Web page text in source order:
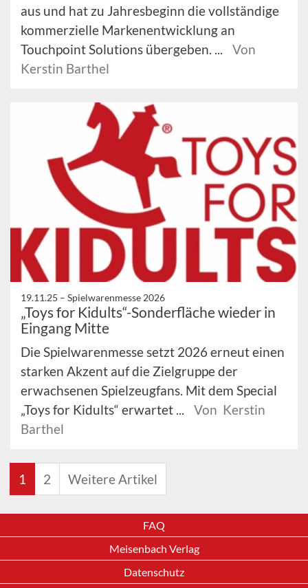
aus und hat zu Jahresbeginn die vollständige
kommerzielle Markenentwicklung an
Touchpoint Solutions übergeben. ...
Von
Kerstin Barthel
19.11.25 – Spielwarenmesse 2026
„Toys for Kidults“-Sonderfläche wieder in
Eingang Mitte
Die Spielwarenmesse setzt 2026 erneut einen
starken Akzent auf die Zielgruppe der
erwachsenen Spielzeugfans. Mit dem Special
„Toys for Kidults“ erwartet ...
Von Kerstin
Barthel
1 2 Weitere Artikel
FAQ
Meisenbach Verlag
Datenschutz